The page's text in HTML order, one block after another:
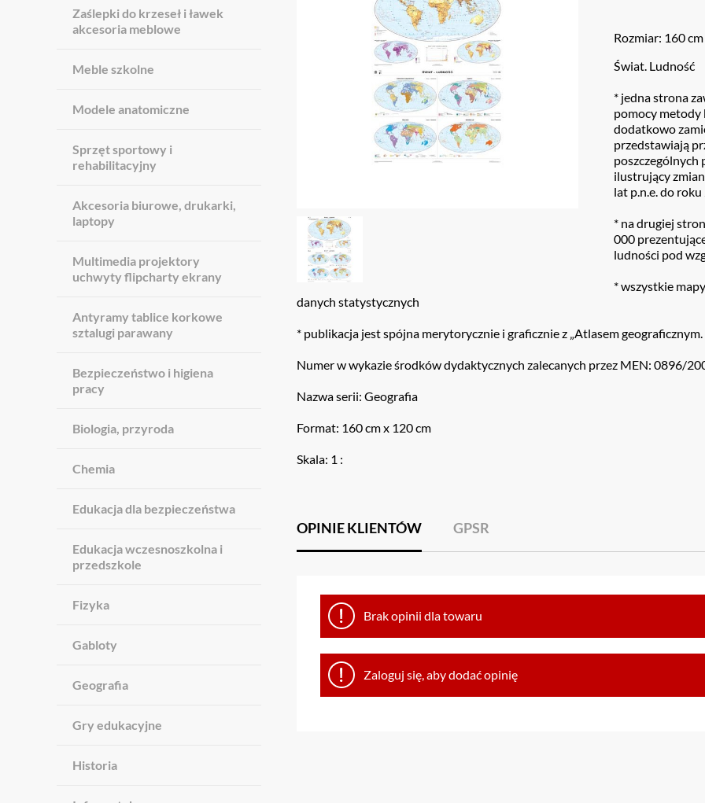
Zaślepki do krzeseł i ławek
akcesoria meblowe
Meble szkolne
Modele anatomiczne
Sprzęt sportowy i
rehabilitacyjny
Akcesoria biurowe, drukarki,
laptopy
Multimedia projektory
uchwyty flipcharty ekrany
Antyramy tablice korkowe
sztalugi parawany
Bezpieczeństwo i higiena
pracy
Biologia, przyroda
Chemia
Edukacja dla bezpieczeństwa
Edukacja wczesnoszkolna i
przedszkole
Fizyka
Gabloty
Geografia
Gry edukacyjne
Historia
Rozmiar: 160
Świat. Ludność
* jedna strona
pomocy metody
dodatkowo
przedstawiają
poszczególnych
ilustrujący
lat p.n.e. do
* na drugiej
000
ludności pod
* wszystkie
danych statystycznych
* publikacja jest spójna merytorycznie i graficznie z „Atlasem geograficznym.
Numer w wykazie środków dydaktycznych zalecanych przez MEN: 0896/
Nazwa serii: Geografia
Format: 160 cm x 120 cm
Skala: 1 :
OPINIE KLIENTÓW GPSR
Brak opinii dla towaru
Zaloguj się, aby dodać opinię